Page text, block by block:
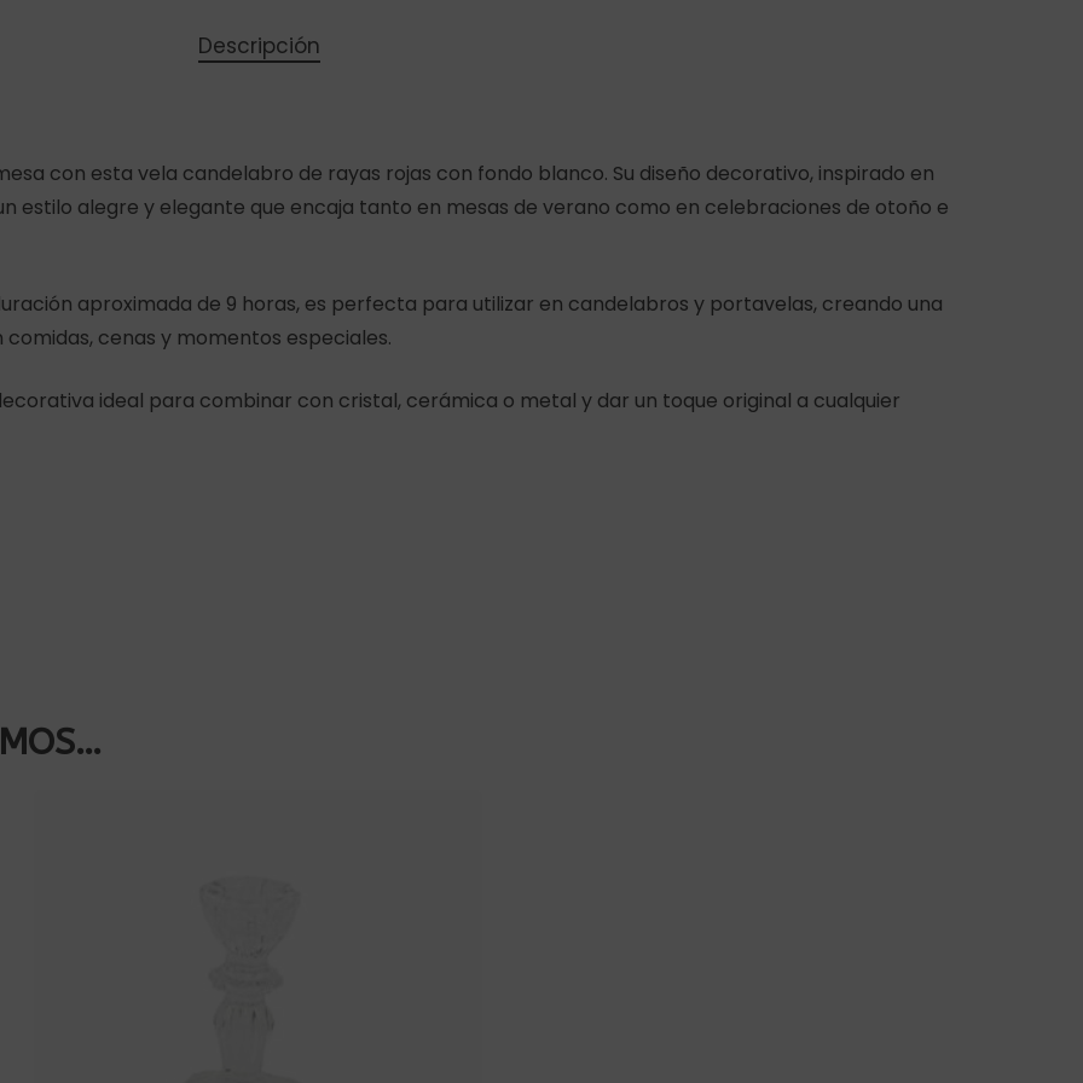
Descripción
con esta vela candelabro de rayas rojas con fondo blanco. Su diseño decorativo, inspirado en
estilo alegre y elegante que encaja tanto en mesas de verano como en celebraciones de otoño e
aproximada de 9 horas, es perfecta para utilizar en candelabros y portavelas, creando una
cenas y momentos especiales.
ideal para combinar con cristal, cerámica o metal y dar un toque original a cualquier